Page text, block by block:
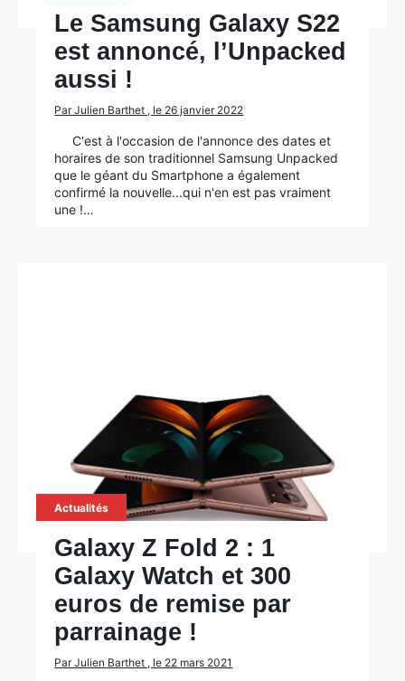
Le Samsung Galaxy S22
est annoncé, l’Unpacked
aussi !
Par Julien Barthet , le 26 janvier 2022
C'est à l'occasion de l'annonce des dates et
horaires de son traditionnel Samsung Unpacked
que le géant du Smartphone a également
confirmé la nouvelle...qui n'en est pas vraiment
une !…
Actualités
Galaxy Z Fold 2 : 1
Galaxy Watch et 300
euros de remise par
parrainage !
Par Julien Barthet , le 22 mars 2021